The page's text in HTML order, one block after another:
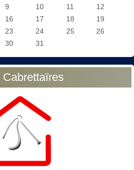
9 10 11
12
16 17 18
19
23 24 25
26
30 31